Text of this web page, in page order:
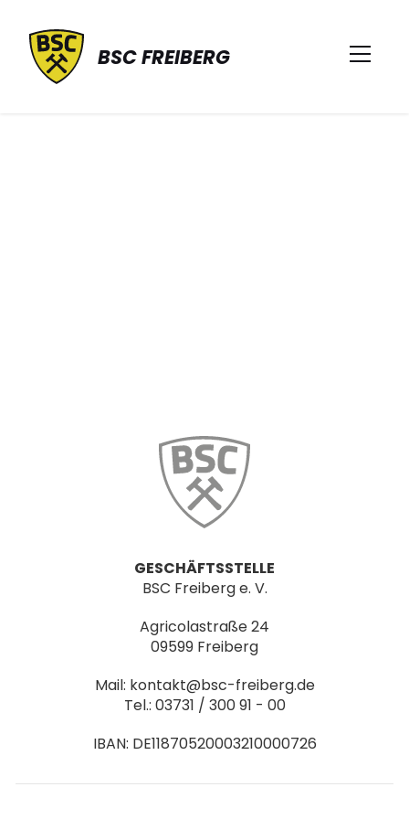
BSC FREIBERG
GESCHÄFTSSTELLE
BSC Freiberg e. V.
Agricolastraße 24
09599 Freiberg
Mail: kontakt@bsc-freiberg.de
Tel.: 03731 / 300 91 - 00
IBAN: DE11870520003210000726